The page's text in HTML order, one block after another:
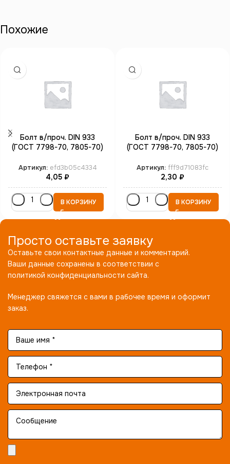
Похожие
Болт в/проч. DIN 933
(ГОСТ 7798-70, 7805-70)
8.8 цинк
Артикул: efd3b05c4334
4,05 ₽
В КОРЗИНУ
Болт в/проч. DIN 933
(ГОСТ 7798-70, 7805-70)
10.9 цинк
Артикул: fff9d71083fc
2,30 ₽
В КОРЗИНУ
Просто оставьте заявку
Оставьте свои контактные данные и комментарий.
Ваши данные сохранены в соответствии с
политикой конфиденциальности сайта.
Менеджер свяжется с вами в рабочее время и оформит
заказ.